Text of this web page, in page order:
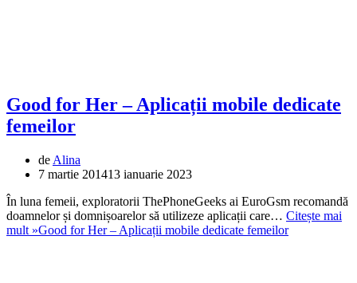
Good for Her – Aplicații mobile dedicate
femeilor
de Alina
7 martie 201413 ianuarie 2023
În luna femeii, exploratorii ThePhoneGeeks ai EuroGsm recomandă
doamnelor și domnișoarelor să utilizeze aplicații care… Citește mai
mult »Good for Her – Aplicații mobile dedicate femeilor